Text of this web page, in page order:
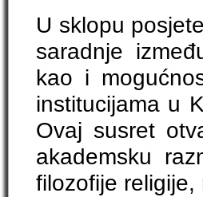
U sklopu
saradnje
kao i
institucijama u
Ovaj susret
akademsku
filozofije